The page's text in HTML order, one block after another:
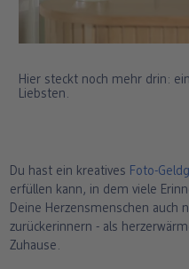
Hier steckt noch mehr drin:
Liebsten.
Du hast ein kreatives Foto-
erfüllen kann, in dem viele
Deine Herzensmenschen auch
zurückerinnern - als
Zuhause.